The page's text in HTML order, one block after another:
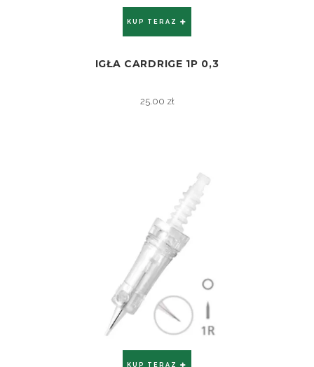
ZOBACZ
KUP TERAZ
IGŁA CARDRIGE 1P 0,3
25.00 zł
KUP TERAZ